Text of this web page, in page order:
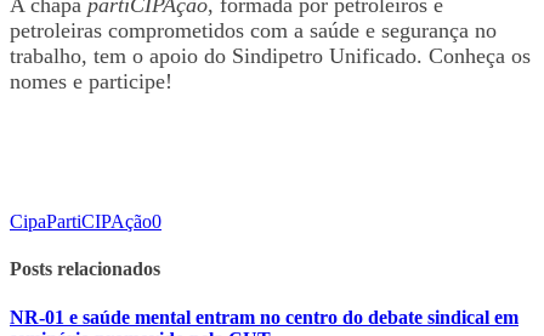
A chapa partiCIPAção, formada por petroleiros e
petroleiras comprometidos com a saúde e segurança no
trabalho, tem o apoio do Sindipetro Unificado. Conheça os
nomes e participe!
CipaPartiCIPAção0
Posts relacionados
NR-01 e saúde mental entram no centro do debate sindical em